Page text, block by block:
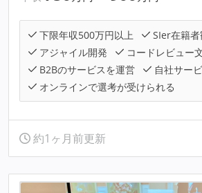
下限年収500万円以上
SIer在籍者
アジャイル開発
コードレビュー
B2Bのサービスを運営
自社サー
オンラインで選考が受けられる
約1ヶ月前更新